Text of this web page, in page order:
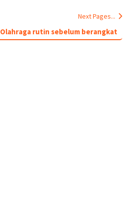
Next Pages...
Olahraga rutin sebelum berangkat